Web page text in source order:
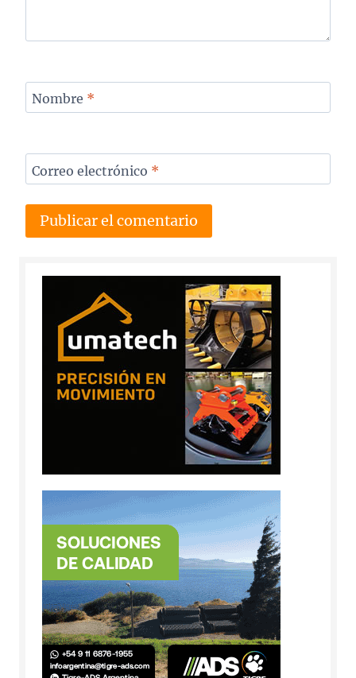
Nombre *
Correo electrónico *